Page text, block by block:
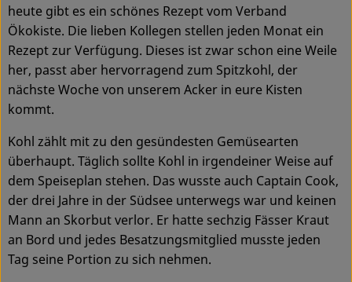
Ökokisten
Obst & Gemüse
Kühltheke
Backwaren
Haltbares
Getränke
Drogerie
heute gibt es ein schönes Rezept vom Verband
Ökokiste. Die lieben Kollegen stellen jeden Monat ein
Rezept zur Verfügung. Dieses ist zwar schon eine Weile
her, passt aber hervorragend zum Spitzkohl, der
nächste Woche von unserem Acker in eure Kisten
kommt.
Kohl zählt mit zu den gesündesten Gemüsearten
überhaupt. Täglich sollte Kohl in irgendeiner Weise auf
dem Speiseplan stehen. Das wusste auch Captain Cook,
der drei Jahre in der Südsee unterwegs war und keinen
Mann an Skorbut verlor. Er hatte sechzig Fässer Kraut
an Bord und jedes Besatzungsmitglied musste jeden
Tag seine Portion zu sich nehmen.